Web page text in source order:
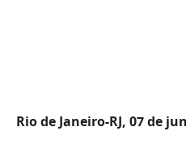
Rio de Janeiro-RJ, 07 de